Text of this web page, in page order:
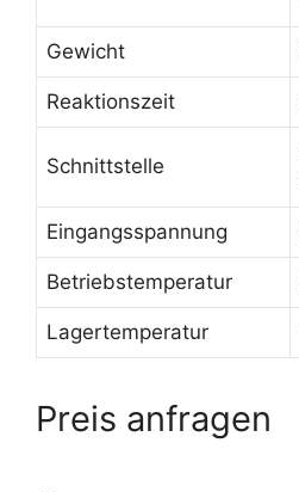
Gewicht
Reaktionszeit
Schnittstelle
Eingangsspannung
Betriebstemperatur
Lagertemperatur
Preis anfragen